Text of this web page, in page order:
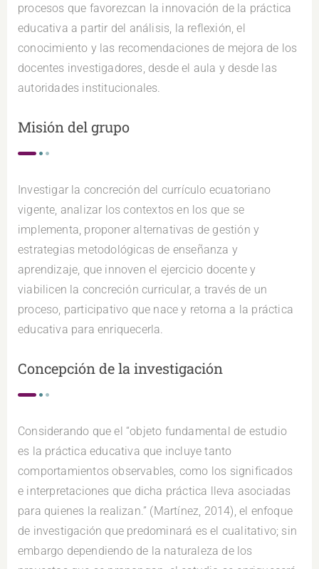
procesos que favorezcan la innovación de la práctica
educativa a partir del análisis, la reflexión, el
conocimiento y las recomendaciones de mejora de los
docentes investigadores, desde el aula y desde las
autoridades institucionales.
Misión del grupo
Investigar la concreción del currículo ecuatoriano
vigente, analizar los contextos en los que se
implementa, proponer alternativas de gestión y
estrategias metodológicas de enseñanza y
aprendizaje, que innoven el ejercicio docente y
viabilicen la concreción curricular, a través de un
proceso, participativo que nace y retorna a la práctica
educativa para enriquecerla.
Concepción de la investigación
Considerando que el “objeto fundamental de estudio
es la práctica educativa que incluye tanto
comportamientos observables, como los significados
e interpretaciones que dicha práctica lleva asociadas
para quienes la realizan.” (Martínez, 2014), el enfoque
de investigación que predominará es el cualitativo; sin
embargo dependiendo de la naturaleza de los